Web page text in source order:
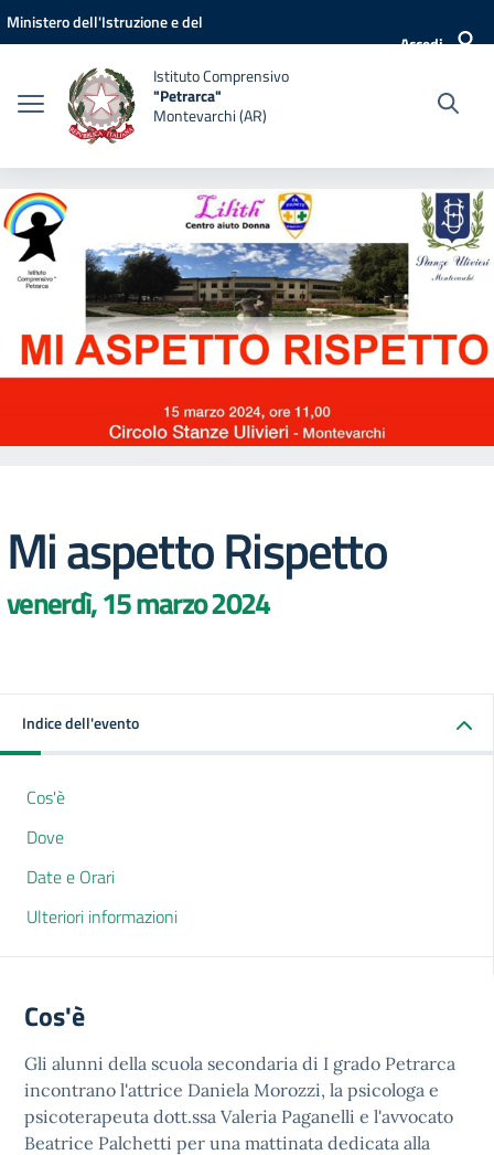
Vai ai contenuti
Vai al menu di navigazione
Vai al footer
Ministero dell'Istruzione e del
Accedi
Istituto Comprensivo
"Petrarca"
Montevarchi (AR)
Mi aspetto Rispetto
venerdì, 15 marzo 2024
Indice dell'evento
Cos'è
Dove
Date e Orari
Ulteriori informazioni
Cos'è
Gli alunni della scuola secondaria di I grado Petrarca
incontrano l'attrice Daniela Morozzi, la psicologa e
psicoterapeuta dott.ssa Valeria Paganelli e l'avvocato
Beatrice Palchetti per una mattinata dedicata alla